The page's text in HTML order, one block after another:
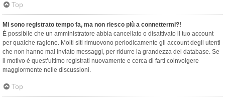
Top
Mi sono registrato tempo fa, ma non riesco più a connettermi?!
È possibile che un amministratore abbia cancellato o disattivato il tuo account
per qualche ragione. Molti siti rimuovono periodicamente gli account degli utenti
che non hanno mai inviato messaggi, per ridurre la grandezza del database. Se
il motivo è quest’ultimo registrati nuovamente e cerca di farti coinvolgere
maggiormente nelle discussioni.
Top